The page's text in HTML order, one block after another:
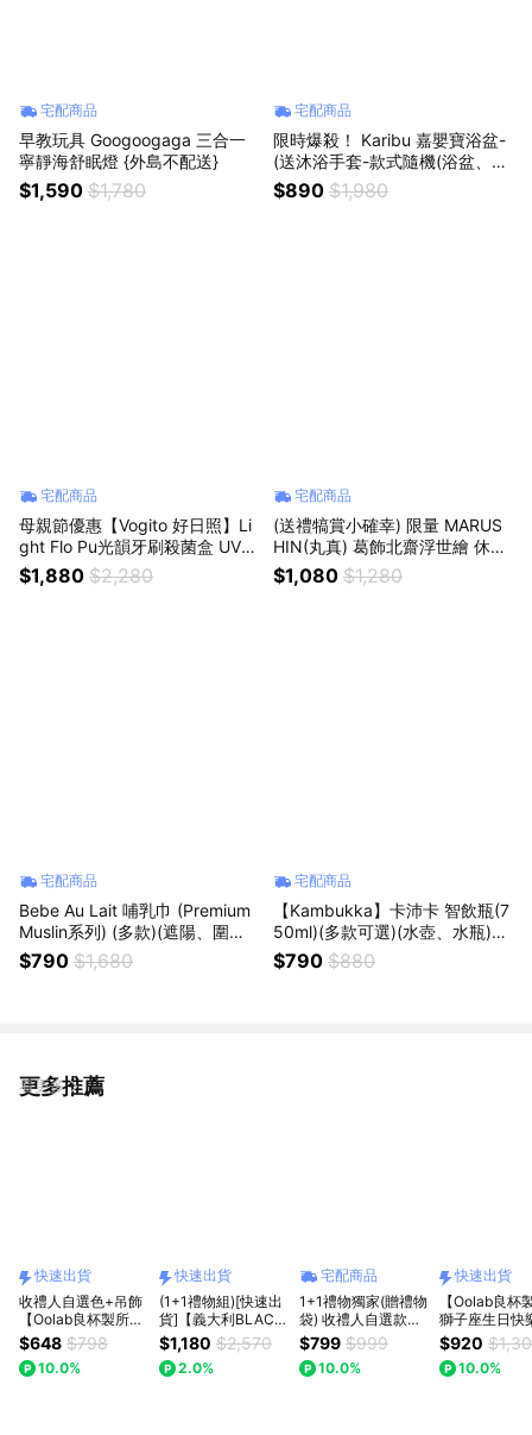
宅配商品
早教玩具 Googoogaga 三合一
寧靜海舒眠燈 {外島不配送}
$1,590 $1,780
宅配商品
限時爆殺！ Karibu 嘉嬰寶浴盆-
(送沐浴手套-款式隨機(浴盆、澡
盆、沐浴)(送禮){外島不配送}
$890 $1,980
宅配商品
母親節優惠【Vogito 好日照】Li
ght Flo Pu光韻牙刷殺菌盒 UVC
-LED紫外線 殺菌 風乾 循環(牙
刷/兒童牙刷/刮鬍刀皆可) {外島
$1,880 $2,280
宅配商品
(送禮犒賞小確幸) 限量 MARUS
HIN(丸真) 葛飾北齋浮世繪 休閒
浴巾 70x140cm (多款可選) {外
島不配送}
$1,080 $1,280
宅配商品
Bebe Au Lait 哺乳巾 (Premium
Muslin系列) (多款)(遮陽、圍巾)
(送禮、圍裙 ) {外島不配送}
$790 $1,680
宅配商品
【Kambukka】卡沛卡 智飲瓶(7
50ml)(多款可選)(水壺、水瓶)
{外島不配送}
$790 $880
更多推薦
看更多
快速出貨
收禮人自選色+吊飾
【Oolab良杯製所】
🫶🏻七夕萌萌組 |
800ml豆沙吸管杯
鼠鼠吊飾組🚗快速出
$648 $798
10.0%
快速出貨
(1+1禮物組)[快速出
貨]【義大利BLACK
HAMMER 】
SNOOPY史努比
316不鏽鋼保溫保冰
$1,180 $2,570
2.0%
宅配商品
1+1禮物獨家(贈禮物
袋) 收禮人自選款式
共二款【我適文創】
miffy 米飛 不鏽鋼吸
管杯or MOOMIN不
$799 $999
10.0%
快速出貨
【Oolab良杯
獅子座生日快
組合 | 1150ml
鋼手把杯+蝴
飾快速出貨
$920
10.0%